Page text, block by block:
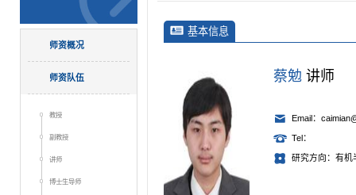
师资概况
师资队伍
教授
副教授
讲师
博士生导师
基本信息
蔡勉 讲师
Email：
Tel：
研究方向：有机